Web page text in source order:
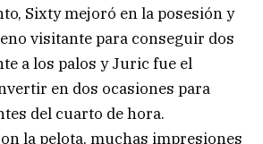
Sixty mejoró en la posesión y
visitante para conseguir dos
a los palos y Juric fue el
en dos ocasiones para
del cuarto de hora.
la pelota, muchas impresiones